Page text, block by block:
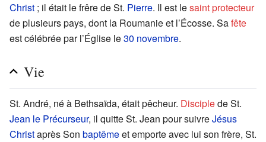
Christ ; il était le frêre de St. Pierre. Il est lesaint protecteur
de plusieurs pays, dont la Roumanie et l’Écosse. Safête
est célébrée par l’Église le30 novembre.
Vie
St. André, né à Bethsaïda, était pêcheur. Disciplede St.
Jean le Précurseur, il quitte St. Jean pour suivreJésus
Christaprès Son baptêmeet emporte avec lui son frère, St.